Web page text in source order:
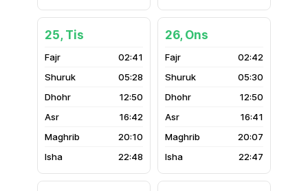
25, Tis
02:41
05:28
12:50
16:42
20:10
22:48
26, Ons
02:42
05:30
12:50
16:41
20:07
22:47